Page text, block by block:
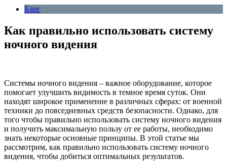
Блог
Как правильно использовать систему
ночного видения
Системы ночного видения – важное оборудование, которое
помогает улучшить видимость в темное время суток. Они
находят широкое применение в различных сферах: от военной
техники до повседневных средств безопасности. Однако, для
того чтобы правильно использовать систему ночного видения
и получить максимальную пользу от ее работы, необходимо
знать некоторые основные принципы. В этой статье мы
рассмотрим, как правильно использовать систему ночного
видения, чтобы добиться оптимальных результатов.